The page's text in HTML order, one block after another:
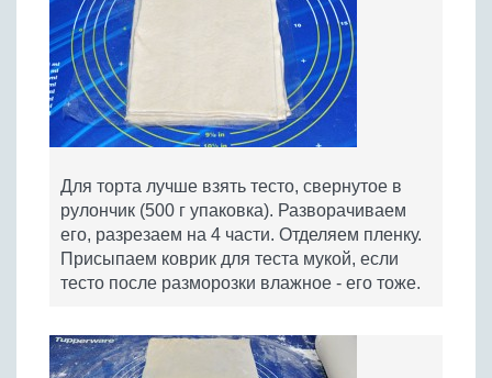
Для торта лучше взять тесто, свернутое в
рулончик (500 г упаковка). Разворачиваем
его, разрезаем на 4 части. Отделяем пленку.
Присыпаем коврик для теста мукой, если
тесто после разморозки влажное - его тоже.